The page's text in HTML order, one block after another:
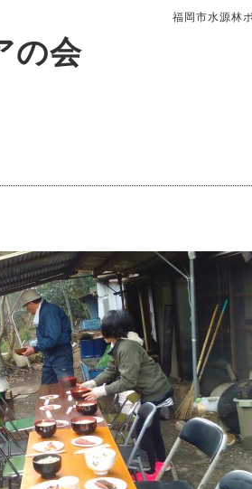
福岡市水源林
の会